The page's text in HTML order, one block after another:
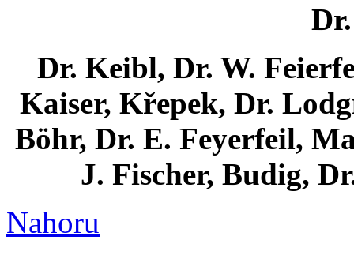
Dr. Keibl, Dr. W.
Kaiser, Křepek, Dr.
Böhr, Dr. E. Feyerfeil,
J. Fischer, Budig,
Nahoru